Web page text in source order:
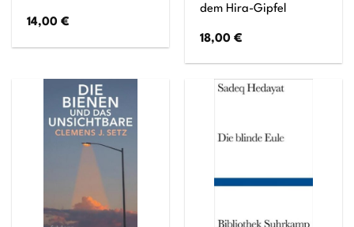
14,00€
dem Hira-Gipfel
18,00€